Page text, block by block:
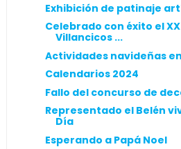
Exhibición de patinaje
Celebrado con éxito el
Villancicos ...
Actividades navideñas
Calendarios 2024
Fallo del concurso de
Representado el Belén
Día
Esperando a Papá Noel